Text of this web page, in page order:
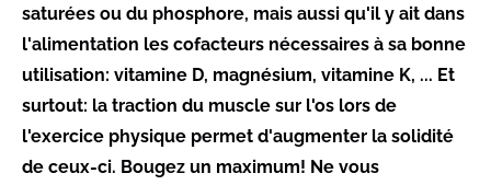
saturées ou du phosphore, mais aussi qu'il y ait dans
l'alimentation les cofacteurs nécessaires à sa bonne
utilisation: vitamine D, magnésium, vitamine K, ... Et
surtout: la traction du muscle sur l'os lors de
l'exercice physique permet d'augmenter la solidité
de ceux-ci. Bougez un maximum! Ne vous